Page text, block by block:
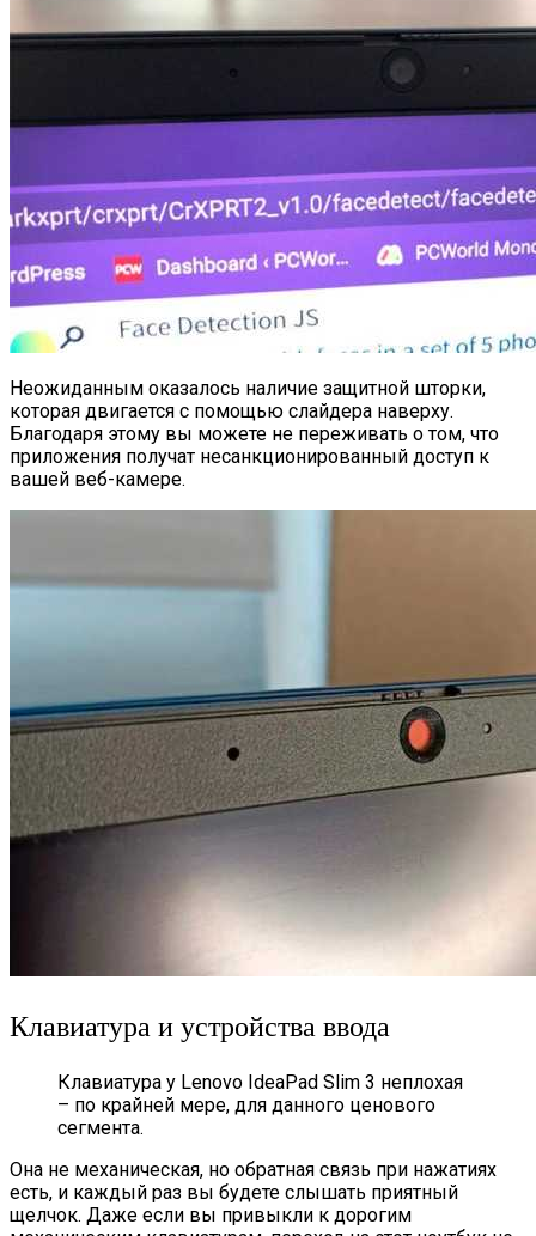
Неожиданным оказалось наличие защитной шторки,
которая двигается с помощью слайдера наверху.
Благодаря этому вы можете не переживать о том, что
приложения получат несанкционированный доступ к
вашей веб-камере.
Клавиатура и устройства ввода
Клавиатура у Lenovo IdeaPad Slim 3 неплохая
– по крайней мере, для данного ценового
сегмента.
Она не механическая, но обратная связь при нажатиях
есть, и каждый раз вы будете слышать приятный
щелчок. Даже если вы привыкли к дорогим